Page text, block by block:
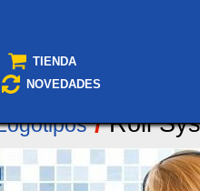
TIENDA
NOVEDADES
/Roll